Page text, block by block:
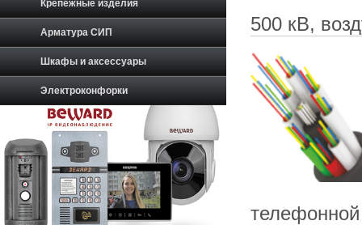
500 кВ,
телефонной
Крепежные изделия
Арматура СИП
Шкафы и аксессуары
Электроконфорки